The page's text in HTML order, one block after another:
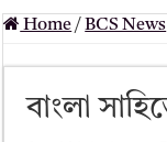
মৎস্য অধিদপ্তর (dof)
Primary Assistant
primary viva result
Home / BCS News
বাংলা